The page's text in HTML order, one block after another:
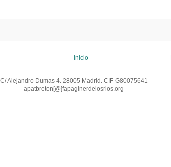
Inicio
C/ Alejandro Dumas 4. 28005 Madrid. CIF-G80075641
apatbreton[@]fapaginerdelosrios.org